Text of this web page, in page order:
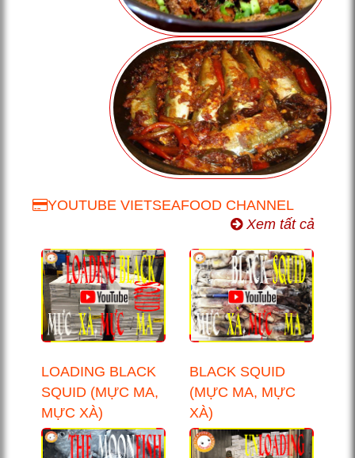
YOUTUBE VIETSEAFOOD CHANNEL
Xem tất cả
LOADING BLACK
SQUID (MỰC MA,
MỰC XÀ)
BLACK SQUID
(MỰC MA, MỰC
XÀ)